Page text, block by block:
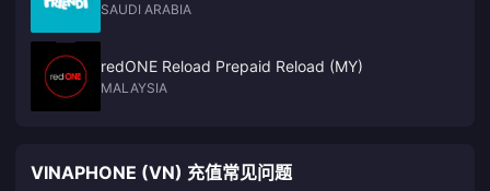
SAUDI ARABIA
redONE Reload Prepaid Reload (MY)
MALAYSIA
VINAPHONE (VN) 充值常见问题